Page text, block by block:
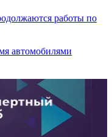
работы по
автомобилями